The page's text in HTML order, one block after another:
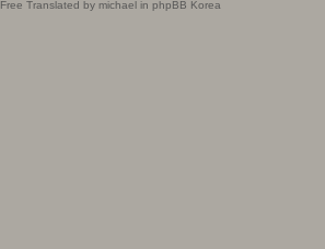
Free Translated by michael in phpBB Korea